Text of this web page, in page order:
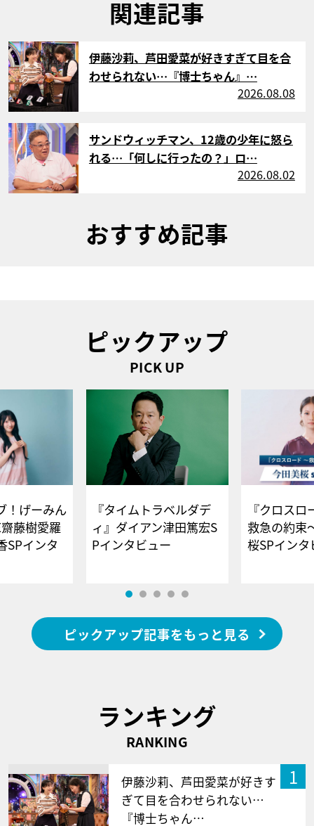
関連記事
サムネイル
伊藤沙莉、芦田愛菜が好きすぎて目を合
わせられない…『博士ちゃん』…
2026.08.08
サムネイル
サンドウィッチマン、12歳の少年に怒ら
れる…「何しに行ったの？」ロ…
2026.08.02
おすすめ記事
ピックアップ
PICK UP
！げーみん
藤樹愛羅
SPインタ
『タイムトラベルダデ
ィ』ダイアン津田篤宏S
Pインタビュー
『クロス
救急の約束
桜SPイ
ピックアップ記事をもっと見る
ランキング
RANKING
1
伊藤沙莉、芦田愛菜が好きす
ぎて目を合わせられない…
『博士ちゃん…